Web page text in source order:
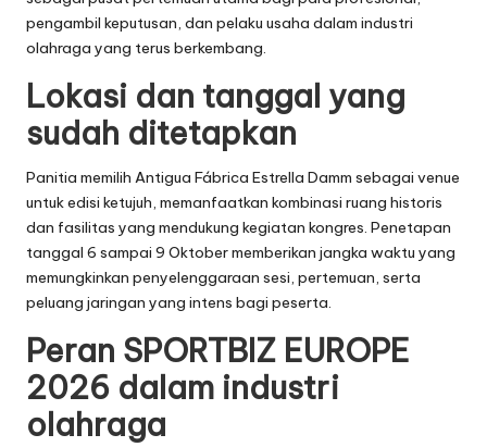
pengambil keputusan, dan pelaku usaha dalam industri
olahraga yang terus berkembang.
Lokasi dan tanggal yang
sudah ditetapkan
Panitia memilih Antigua Fábrica Estrella Damm sebagai venue
untuk edisi ketujuh, memanfaatkan kombinasi ruang historis
dan fasilitas yang mendukung kegiatan kongres. Penetapan
tanggal 6 sampai 9 Oktober memberikan jangka waktu yang
memungkinkan penyelenggaraan sesi, pertemuan, serta
peluang jaringan yang intens bagi peserta.
Peran SPORTBIZ EUROPE
2026 dalam industri
olahraga